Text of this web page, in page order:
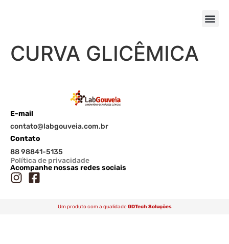
CURVA GLICÊMICA
E-mail
contato@labgouveia.com.br
Contato
88 98841-5135
Política de privacidade
Acompanhe nossas redes sociais
Um produto com a qualidade GDTech Soluções